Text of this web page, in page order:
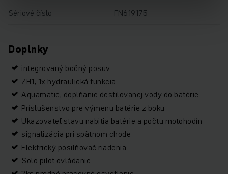
Sériové číslo FN619175
Doplnky
integrovaný bočný posuv
ZH1, 1x hydraulická funkcia
Aquamatic, doplňanie destilovanej vody do batérie
Príslušenstvo pre výmenu batérie z boku
Ukazovateľ stavu nabitia batérie a počtu motohodín
signalizácia pri spätnom chode
Elektrický posilňovač riadenia
Solo pilot ovládanie